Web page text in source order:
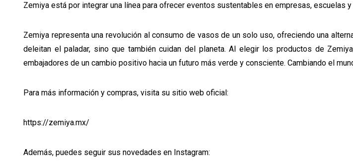
Zemiya está por integrar una línea para ofrecer eventos sustentables en empresas, escuelas
Zemiya representa una revolución al consumo de vasos de un solo uso, ofreciendo una
deleitan el paladar, sino que también cuidan del planeta. Al elegir los productos de
embajadores de un cambio positivo hacia un futuro más verde y consciente. Cambiando el
Para más información y compras, visita su sitio web oficial:
https://zemiya.mx/
Además, puedes seguir sus novedades en Instagram: